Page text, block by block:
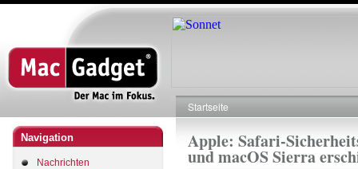
Direkt
zum
Navigation
Nachrichten
Pfadnavigation
Startseite
Apple: Safari-
und macOS Sierra